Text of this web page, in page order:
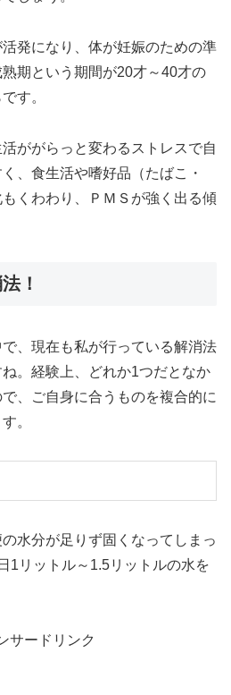
発になり、体が妊娠のための準
期という期間が20才～40才の
す。
ががらっと変わるストレスで自
、食生活や嗜好品（たばこ・
くわわり、ＰＭＳが強く出る傾
！
、現在も私が行っている解消法
。経験上、どれか1つだとなか
、ご自身に合うものを複合的に
。
水分が足りず固くなってしまっ
1リットル～1.5リットルの水を
サードリンク